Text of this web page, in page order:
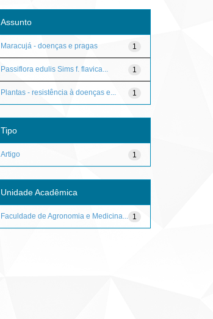
Assunto
1
Maracujá - doenças e pragas
1
Passiflora edulis Sims f. flavica...
1
Plantas - resistência à doenças e...
Tipo
1
Artigo
Unidade Acadêmica
1
Faculdade de Agronomia e Medicina...